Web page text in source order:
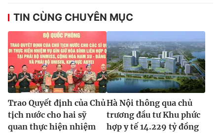
TIN CÙNG CHUYÊN MỤC
Trao Quyết định của Chủ
tịch nước cho hai sỹ
quan thực hiện nhiệm
Hà Nội thông qua chủ
trương đầu tư Khu phức
hợp y tế 14.229 tỷ đồng